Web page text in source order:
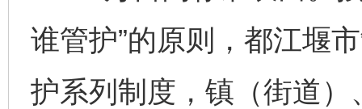
谁管护”的原则，都江堰
护系列制度，镇（街道